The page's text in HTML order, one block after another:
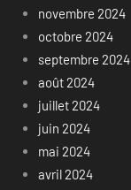
novembre 2024
octobre 2024
septembre 2024
août 2024
juillet 2024
juin 2024
mai 2024
avril 2024